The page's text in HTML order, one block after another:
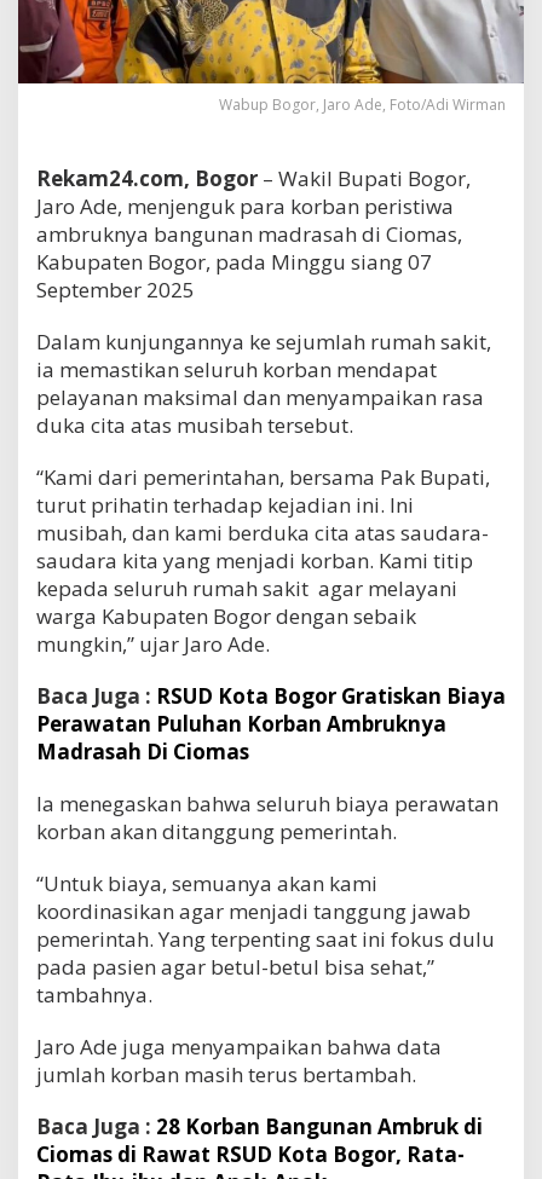
Wabup Bogor, Jaro Ade, Foto/Adi Wirman
Rekam24.com, Bogor – Wakil Bupati Bogor,
Jaro Ade, menjenguk para korban peristiwa
ambruknya bangunan madrasah di Ciomas,
Kabupaten Bogor, pada Minggu siang 07
September 2025
Dalam kunjungannya ke sejumlah rumah sakit,
ia memastikan seluruh korban mendapat
pelayanan maksimal dan menyampaikan rasa
duka cita atas musibah tersebut.
“Kami dari pemerintahan, bersama Pak Bupati,
turut prihatin terhadap kejadian ini. Ini
musibah, dan kami berduka cita atas saudara-
saudara kita yang menjadi korban. Kami titip
kepada seluruh rumah sakit agar melayani
warga Kabupaten Bogor dengan sebaik
mungkin,” ujar Jaro Ade.
Baca Juga : RSUD Kota Bogor Gratiskan Biaya
Perawatan Puluhan Korban Ambruknya
Madrasah Di Ciomas
Ia menegaskan bahwa seluruh biaya perawatan
korban akan ditanggung pemerintah.
“Untuk biaya, semuanya akan kami
koordinasikan agar menjadi tanggung jawab
pemerintah. Yang terpenting saat ini fokus dulu
pada pasien agar betul-betul bisa sehat,”
tambahnya.
Jaro Ade juga menyampaikan bahwa data
jumlah korban masih terus bertambah.
Baca Juga : 28 Korban Bangunan Ambruk di
Ciomas di Rawat RSUD Kota Bogor, Rata-